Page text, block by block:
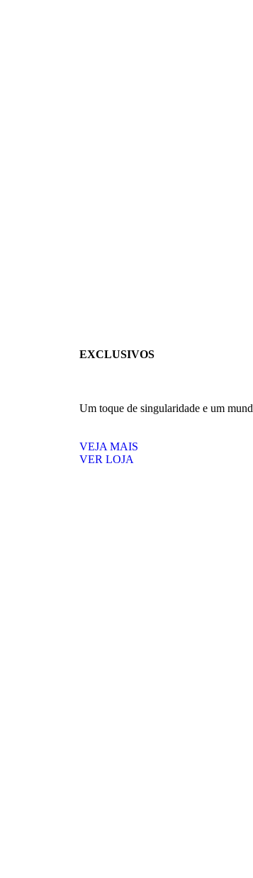
EXCLUSIVOS
Um toque de singularidade e um
VEJA MAIS
VER LOJA